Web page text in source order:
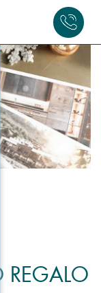
REGALO